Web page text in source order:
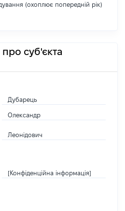
(охоплює попередній рік)
про суб'єкта
Дубарець
Олександр
Леонідович
[Конфіденційна інформація]